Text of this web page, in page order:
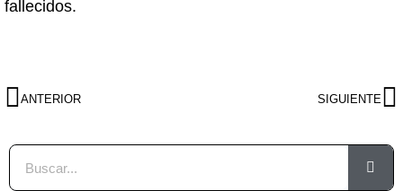
fallecidos.
ANTERIOR SIGUIENTE